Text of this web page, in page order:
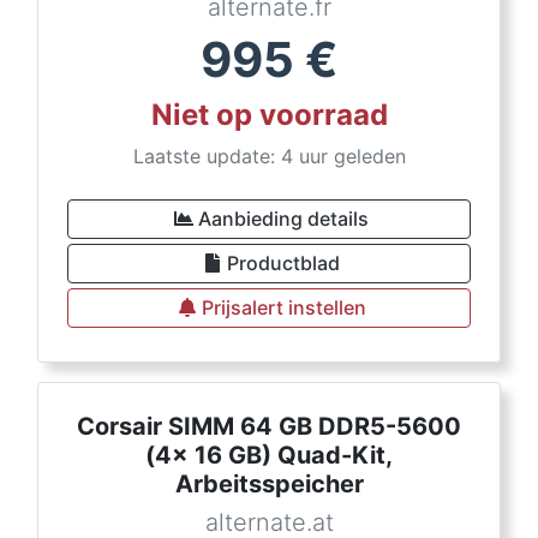
alternate.fr
995 €
Niet op voorraad
Laatste update: 4 uur geleden
Aanbieding details
Productblad
Prijsalert instellen
Corsair SIMM 64 GB DDR5-5600
(4x 16 GB) Quad-Kit,
Arbeitsspeicher
alternate.at